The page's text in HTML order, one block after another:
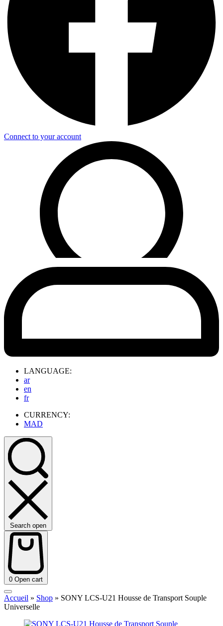
Connect to your account
LANGUAGE:
ar
en
fr
CURRENCY:
MAD
Search open
0 Open cart
Accueil » Shop » SONY LCS-U21 Housse de Transport Souple
Universelle